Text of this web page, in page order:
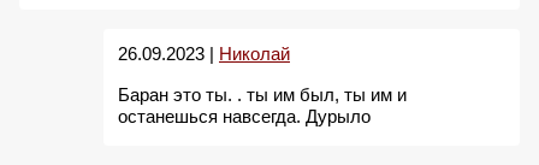
26.09.2023 | Николай
Баран это ты. . ты им был, ты им и
останешься навсегда. Дурыло